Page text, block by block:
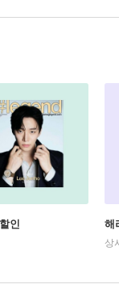
인 해
상